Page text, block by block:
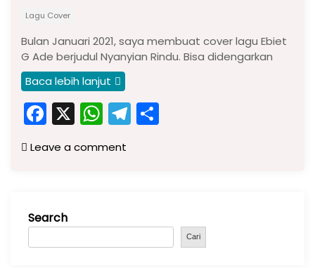
Lagu Cover
Bulan Januari 2021, saya membuat cover lagu Ebiet
G Ade berjudul Nyanyian Rindu. Bisa didengarkan
Baca lebih lanjut
F
a
c
o
o
X W
h
a
p
p
T
el
m
Leave a comment
Search
Cari